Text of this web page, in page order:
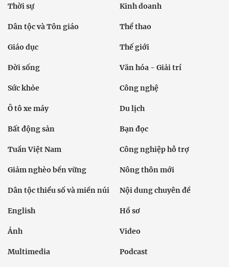
Thời sự Kinh doanh
Dân tộc và Tôn giáo Thể thao
Giáo dục Thế giới
Đời sống Văn hóa - Giải trí
Sức khỏe Công nghệ
Ô tô xe máy Du lịch
Bất động sản Bạn đọc
Tuần Việt Nam Công nghiệp hỗ trợ
Giảm nghèo bền vững Nông thôn mới
Dân tộc thiểu số và miền núi Nội dung chuyên đề
English Hồ sơ
Ảnh Video
Multimedia Podcast